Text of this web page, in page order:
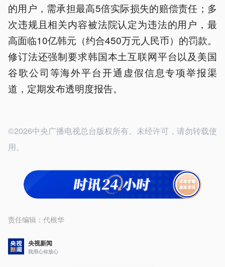
的用户，需承担最高5倍实际损失的赔偿责任；多
次违规且相关内容被法院认定为违法的用户，最
高面临10亿韩元（约合450万元人民币）的罚款。
修订法还强制要求韩国本土互联网平台以及美国
谷歌公司等海外平台开通虚假信息专项举报渠
道，定期发布透明度报告。
©2026中央广播电视总台版权所有。未经许可，请勿转载使
用。
责任编辑： 代根华
央视新闻
我用心你放心